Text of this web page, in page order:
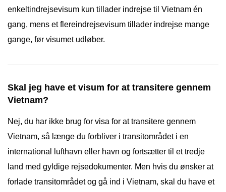
enkeltindrejsevisum kun tillader indrejse til Vietnam én
gang, mens et flereindrejsevisum tillader indrejse mange
gange, før visumet udløber.
Skal jeg have et visum for at transitere gennem
Vietnam?
Nej, du har ikke brug for visa for at transitere gennem
Vietnam, så længe du forbliver i transitområdet i en
international lufthavn eller havn og fortsætter til et tredje
land med gyldige rejsedokumenter. Men hvis du ønsker at
forlade transitområdet og gå ind i Vietnam, skal du have et